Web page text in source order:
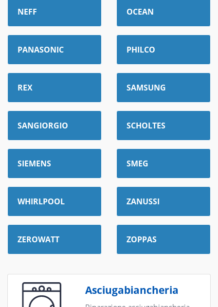
NEFF OCEAN
PANASONIC PHILCO
REX SAMSUNG
SANGIORGIO SCHOLTES
SIEMENS SMEG
WHIRLPOOL ZANUSSI
ZEROWATT ZOPPAS
Asciugabiancheria